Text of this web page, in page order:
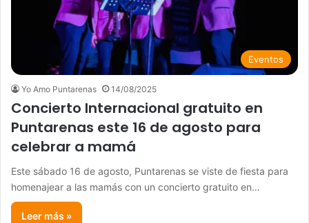
Eventos
Yo Amo Puntarenas 14/08/2025
Concierto Internacional gratuito en
Puntarenas este 16 de agosto para
celebrar a mamá
Este sábado 16 de agosto, Puntarenas se viste de fiesta para
homenajear a las mamás con un concierto gratuito en…
Leer más »